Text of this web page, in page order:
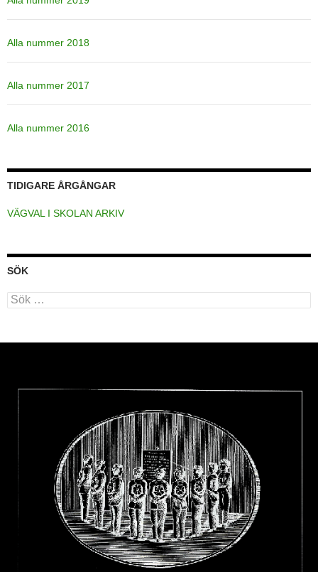
Alla nummer 2018
Alla nummer 2017
Alla nummer 2016
TIDIGARE ÅRGÅNGAR
VÄGVAL I SKOLAN ARKIV
SÖK
Sök
efter: